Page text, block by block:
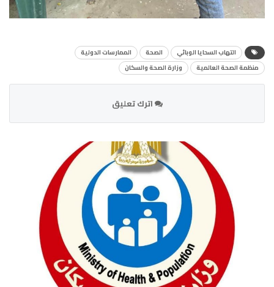
التهاب السحايا الوبائي الصحة
الممارسات الدولية
منظمة الصحة العالمية
وزارة الصحة والسكان
اترك تعليق